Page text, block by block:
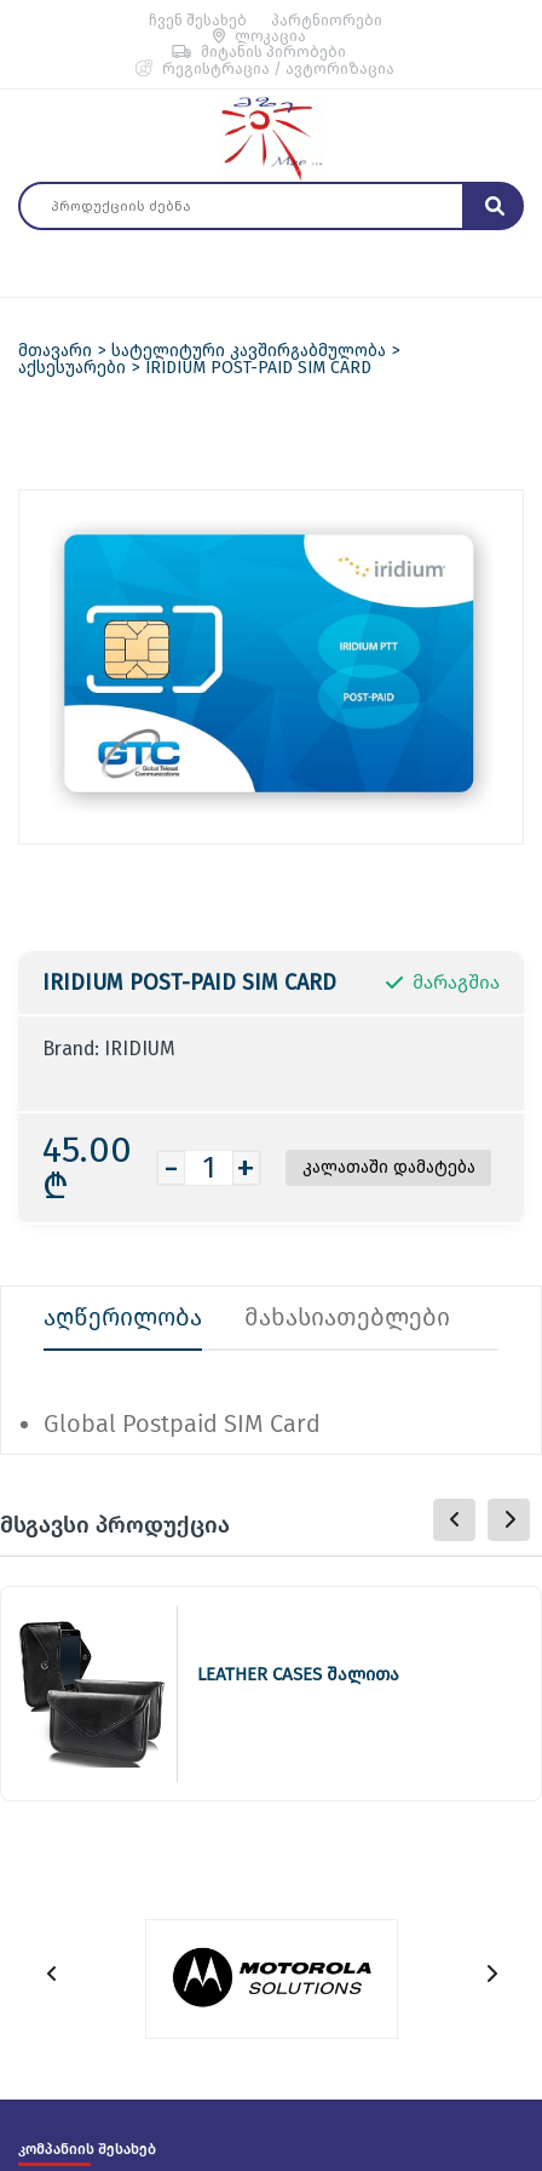
ჩვენ შესახებ
პარტნიორები
ლოკაცია
მიტანის პირობები
რეგისტრაცია / ავტორიზაცია
მთავარი
სატელიტური კავშირგაბმულობა
აქსესუარები
IRIDIUM POST-PAID SIM CARD
IRIDIUM POST-PAID SIM CARD მარაგშია
Brand: IRIDIUM
45.00
₾
- +
აღწერილობა მახასიათებლები
Global Postpaid SIM Card
მსგავსი პროდუქცია
LEATHER CASES შალითა
კომპანიის შესახებ